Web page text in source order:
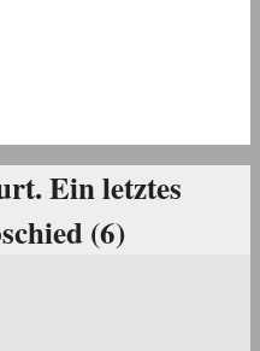
Ein letztes
(6)